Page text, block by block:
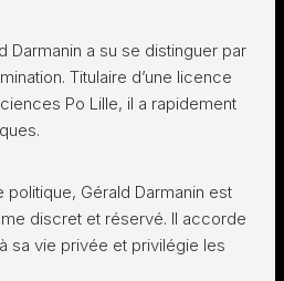
Darmanin a su se distinguer par
Titulaire d’une licence
Po Lille, il a rapidement
Gérald Darmanin est
discret et réservé. Il accorde
sa vie privée et privilégie les